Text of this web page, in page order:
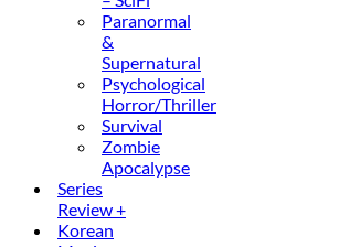
Paranormal
&
Supernatural
Psychological
Horror/Thriller
Survival
Zombie
Apocalypse
Series
Review +
Korean